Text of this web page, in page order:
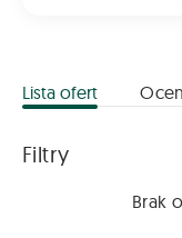
Lista ofert
Filtry
Brak